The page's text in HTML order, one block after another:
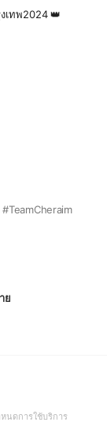
เทพ2024 👑
ย
นดการใช้บริการ(Open